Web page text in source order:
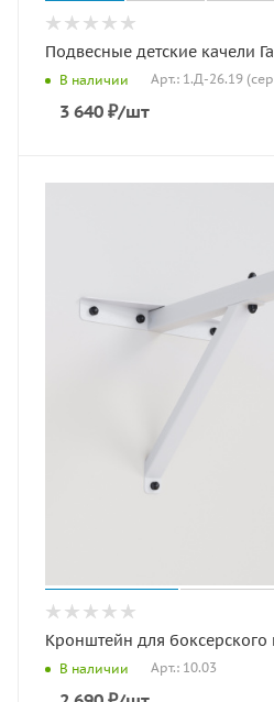
Подвесные детские качели
В наличии Арт.: 1.Д-26.19
3 640 ₽/шт
Кронштейн для боксерского
В наличии Арт.: 10.03